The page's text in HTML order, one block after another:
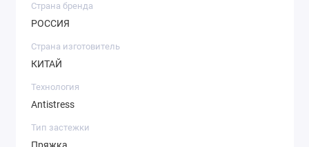
Страна бренда
РОССИЯ
Страна изготовитель
КИТАЙ
Технология
Antistress
Тип застежки
Пряжка